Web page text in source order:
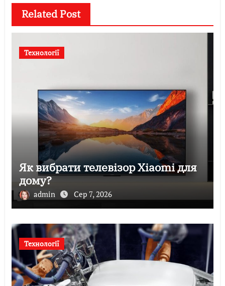
Related Post
Технології
Як вибрати телевізор Xiaomi для
дому?
admin Сер 7, 2026
Технології